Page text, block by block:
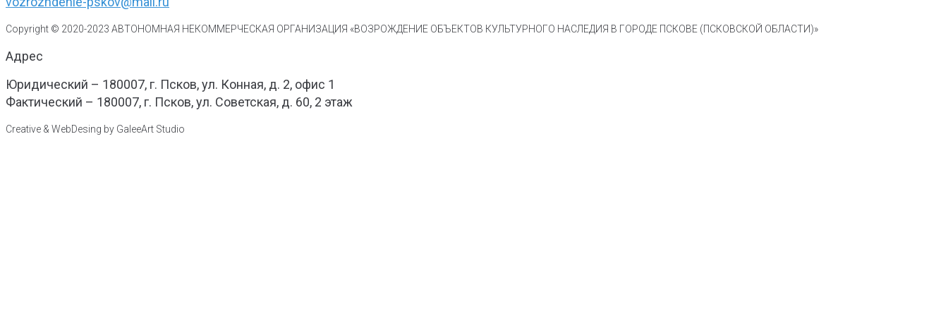
Copyright © 2020-2023 АВТОНОМНАЯ НЕКОММЕРЧЕСКАЯ ОРГАНИЗАЦИЯ «ВОЗРОЖДЕНИЕ ОБЪЕКТОВ КУЛЬТУРНОГО НАСЛЕДИЯ В ГОРОДЕ ПСКОВЕ (ПСКОВСКОЙ ОБЛАСТИ)»
Адрес
Юридический – 180007, г. Псков, ул. Конная, д. 2, офис 1
Фактический – 180007, г. Псков, ул. Советская, д. 60, 2 этаж
Creative & WebDesing by GaleeArt Studio